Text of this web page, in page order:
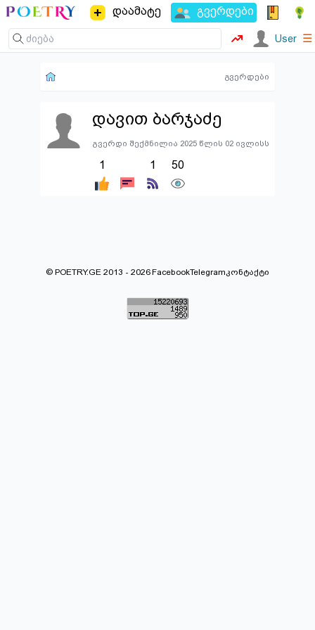
დაამატე გვერდები
User ☰
გვერდები
დავით ბარჯაძე
გვერდი შექმნილია 2025 წლის 02 ივლისს
1 1 50
© POETRY.GE 2013 - 2026FacebookTelegramკონტაქტი